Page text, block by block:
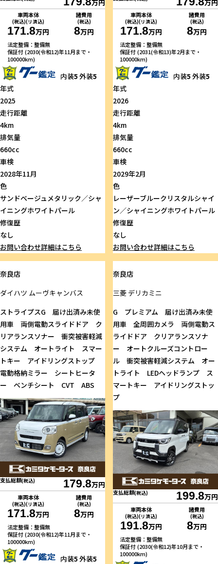
万円
車両本体
(税込)(リ済込)
171.8万円
諸費用
(税込)
8万円
法定整備：整備無
保証付 (2030(令和12)年11月まで・
100000km)
内装5 外装5
年式
2025
走行距離
4km
排気量
660cc
車検
2028年11月
色
サンドベージュメタリック／シャ
イニングホワイトパール
修復歴
なし
お問い合わせ詳細はこちら
万円
車両本体
(税込)(リ済込)
171.8万円
諸費用
(税込)
8万円
法定整備：整備無
保証付 (2031(令和13)年2月まで・
100000km)
内装5 外装5
年式
2026
走行距離
4km
排気量
660cc
車検
2029年2月
色
レーザーブルークリスタルシャイ
ン／シャイニングホワイトパール
修復歴
なし
お問い合わせ詳細はこちら
奈良店
ダイハツ ムーヴキャンバス
ストライプスG 届け出済み未使
用車 両側電動スライドドア ク
リアランスソナー 衝突被害軽減
システム オートライト スマー
トキー アイドリングストップ
電動格納ミラー シートヒータ
ー ベンチシート CVT ABS
支払総額(税込) 179.8万円
車両本体
(税込)(リ済込)
171.8万円
諸費用
(税込)
8万円
法定整備：整備無
保証付 (2030(令和12)年11月まで・
100000km)
内装5 外装5
奈良店
三菱デリカミニ
G プレミアム 届け出済み未使
用車 全周囲カメラ 両側電動ス
ライドドア クリアランスソナ
ー オートクルーズコントロー
ル 衝突被害軽減システム オー
トライト LEDヘッドランプ ス
マートキー アイドリングストッ
プ
支払総額(税込) 199.8万円
車両本体
(税込)(リ済込)
191.8万円
諸費用
(税込)
8万円
法定整備：整備無
保証付 (2030(令和12)年10月まで・
100000km)